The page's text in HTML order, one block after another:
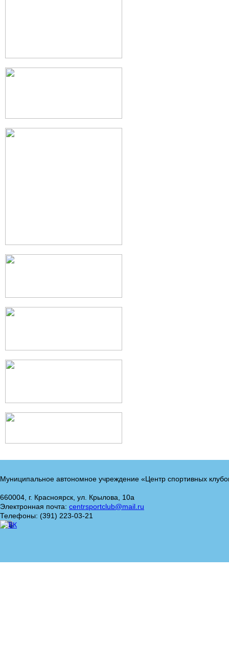
Муниципальное автономное учреждение «Центр спортивных
660004, г. Красноярск, ул. Крылова, 10а
Электронная почта: centrsportclub@mail.ru
Телефоны: (391) 223-03-21